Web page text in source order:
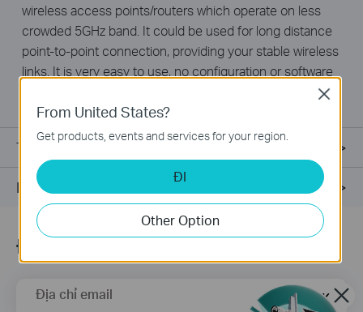
wireless access points/routers which operate on less
crowded 5GHz band. It could be used for long distance
point-to-point connection, providing your stable wireless
links. It is very easy to use, no con­figuration or software
Thông Số Kĩ Thuật
Hỗ trợ
Đăng ký
Địa chỉ email Đăng Ký
From United States?
Get products, events and services for your region.
ĐI
Other Option
Close